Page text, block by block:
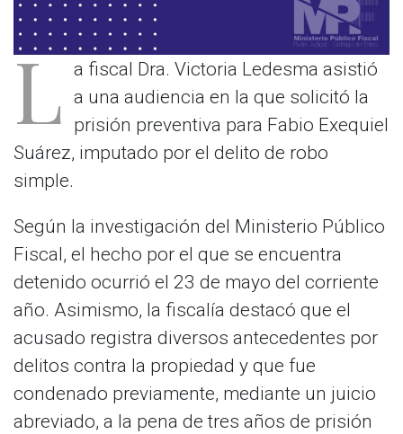
L a fiscal Dra. Victoria Ledesma asistió
a una audiencia en la que solicitó la
prisión preventiva para Fabio Exequiel
Suárez, imputado por el delito de robo
simple.
Según la investigación del Ministerio Público
Fiscal, el hecho por el que se encuentra
detenido ocurrió el 23 de mayo del corriente
año. Asimismo, la fiscalía destacó que el
acusado registra diversos antecedentes por
delitos contra la propiedad y que fue
condenado previamente, mediante un juicio
abreviado, a la pena de tres años de prisión